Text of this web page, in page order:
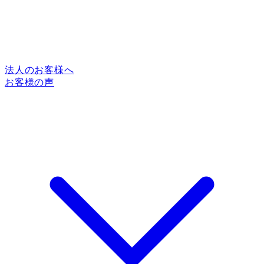
法人のお客様へ
お客様の声